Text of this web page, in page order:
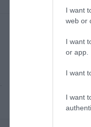
I want
web or
I want
or app.
I want
I want
Gyalázat! Az